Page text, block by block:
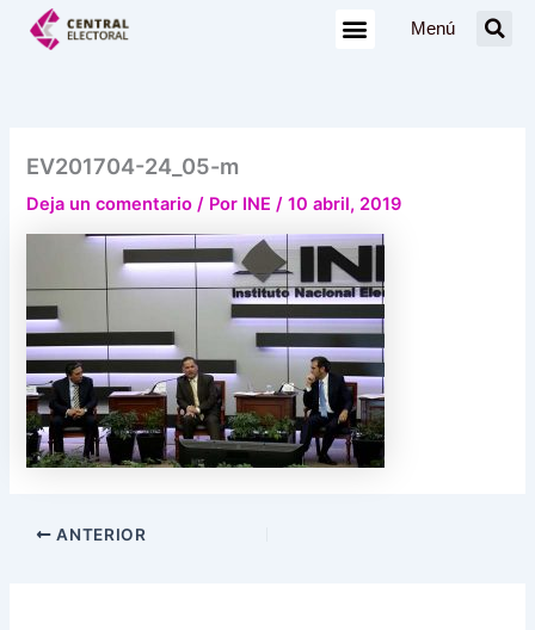
Menú
EV201704-24_05-m
Deja un comentario / Por INE/10 abril, 2019
ANTERIOR